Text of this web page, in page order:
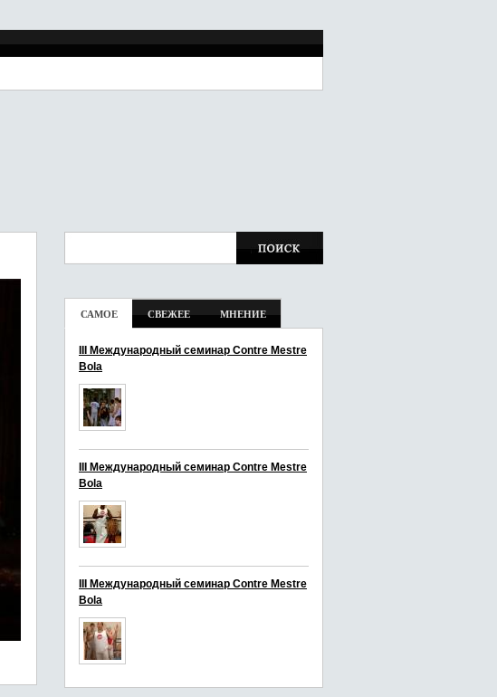
САМОЕ СВЕЖЕЕ МНЕНИЕ
III Международный семинар Contre Mestre
Bola
III Международный семинар Contre Mestre
Bola
III Международный семинар Contre Mestre
Bola